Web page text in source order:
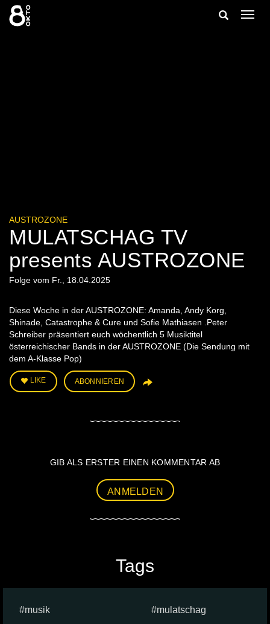
Zum
Inhalt
springen
Suche
AUSTROZONE
MULATSCHAG TV
presents AUSTROZONE
Folge vom Fr., 18.04.2025
Diese Woche in der AUSTROZONE: Amanda, Andy Korg,
Shinade, Catastrophe & Cure und Sofie Mathiasen .Peter
Schreiber präsentiert euch wöchentlich 5 Musiktitel
österreichischer Bands in der AUSTROZONE (Die Sendung mit
dem A-Klasse Pop)
LIKE ABONNIEREN
GIB ALS ERSTER EINEN KOMMENTAR AB
ANMELDEN
Tags
musik
mulatschag